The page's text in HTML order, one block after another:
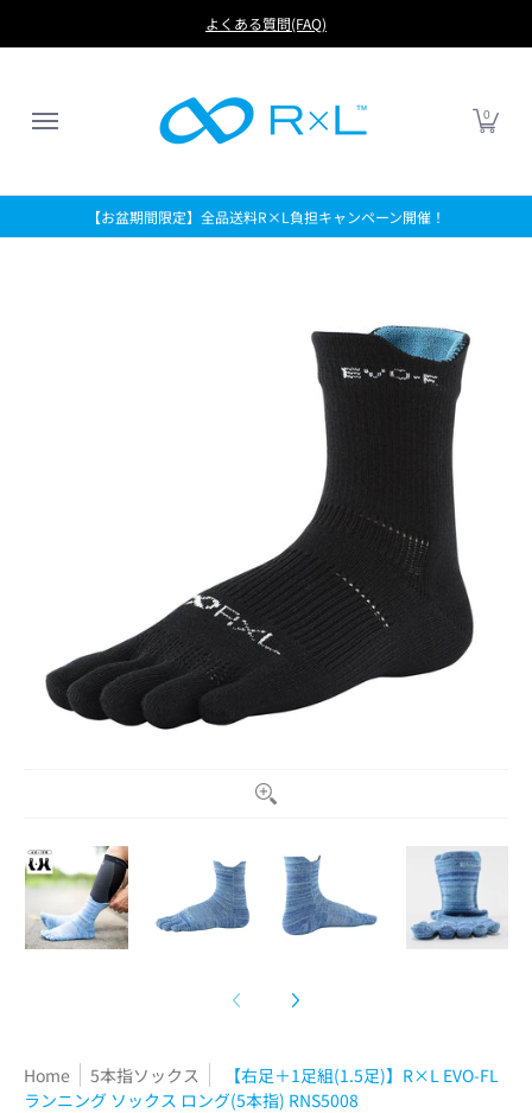
FOOTBALL LIFE
よくある質問(FAQ)
0
【お盆期間限定】全品送料R×L負担キャンペーン開催！
Home 5本指ソックス
【右足＋1足組(1.5足)】R×L EVO-FL
ランニング ソックス ロング(5本指) RNS5008